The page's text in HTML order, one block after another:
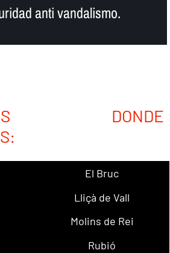
anti vandalismo.
DONDE
El Bruc
Lliçà de Vall
Molins de Rei
Rubió